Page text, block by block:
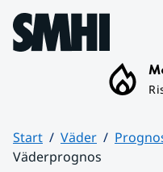
Hoppa till sidans innehåll
Start Väder
Väderprognos